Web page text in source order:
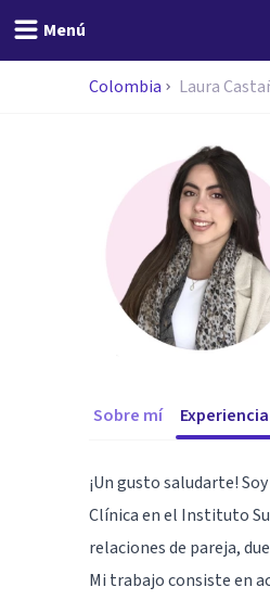
Menú
Colombia Laura
Sobre mí Experiencia
¡Un gusto saludarte!
Clínica en el Instituto
relaciones de pareja,
Mi trabajo consiste en